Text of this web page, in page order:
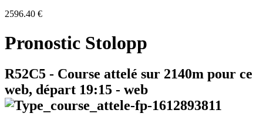
2596.40 €
Pronostic Stolopp
R52C5 - Course attelé sur 2140m pour ce
web, départ 19:15 - web